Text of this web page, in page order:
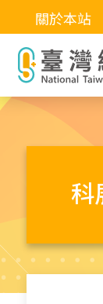
關於本站
科